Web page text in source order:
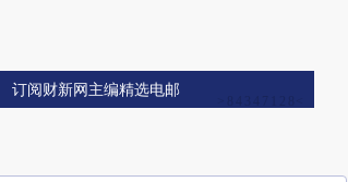
订阅财新网主编精选电邮